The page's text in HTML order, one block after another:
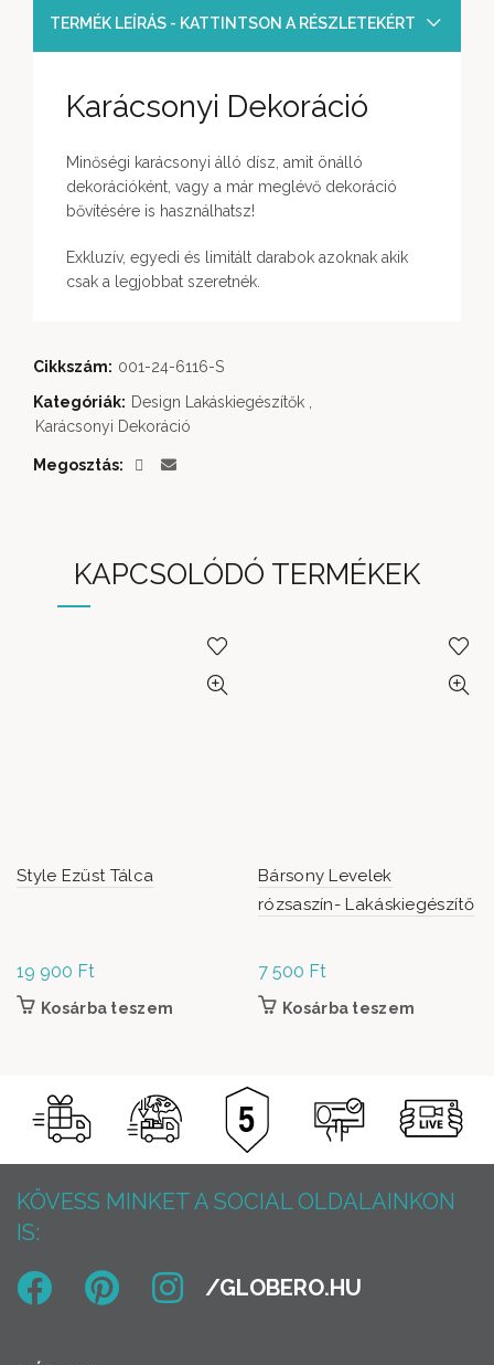
TERMÉK LEÍRÁS - KATTINTSON A RÉSZLETEKÉRT
Karácsonyi Dekoráció
Minőségi karácsonyi álló dísz, amit önálló
dekorációként, vagy a már meglévő dekoráció
bővítésére is használhatsz!
Exkluzív, egyedi és limitált darabok azoknak akik
csak a legjobbat szeretnék.
Cikkszám: 001-24-6116-S
Kategóriák: Design Lakáskiegészítők
Karácsonyi Dekoráció
Megosztás
KAPCSOLÓDÓ TERMÉKEK
Style Ezüst Tálca
19 900 Ft
Kosárba teszem
Bársony Levelek
rózsaszín- Lakáskiegészítő
7 500 Ft
Kosárba teszem
KÖVESS MINKET A SOCIAL OLDALAINKON
IS: